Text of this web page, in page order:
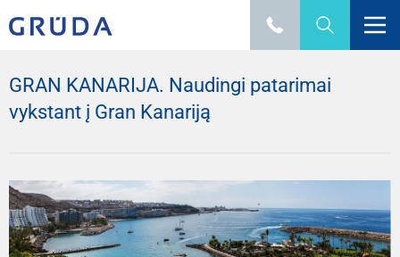
GRAN KANARIJA. Naudingi patarimai
vykstant į Gran Kanariją